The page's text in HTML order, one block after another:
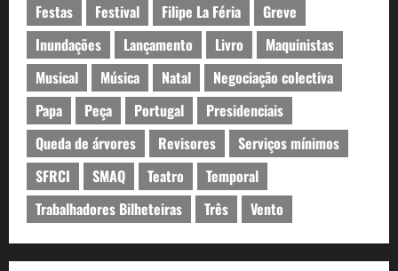
Festas
Festival Filipe La Féria
Greve
Inundações
Lançamento Livro
Maquinistas
Musical
Música Natal
Negociação colectiva
Papa
Peça Portugal
Presidenciais
Queda de árvores
Revisores
Serviços mínimos
SFRCI
SMAQ Teatro
Temporal
Trabalhadores Bilheteiras
Três Vento